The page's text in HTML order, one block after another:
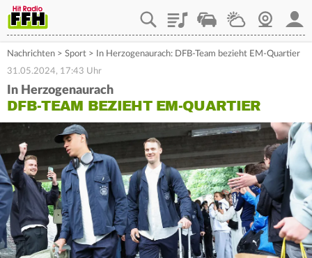
PlaylistStaupilotWetterWebcam
Nachrichten > Sport >
In Herzogenaurach: DFB-Team bezieht EM-Quartier
31.05.2024, 17:43 Uhr
In Herzogenaurach
DFB-TEAM BEZIEHT EM-QUARTIER